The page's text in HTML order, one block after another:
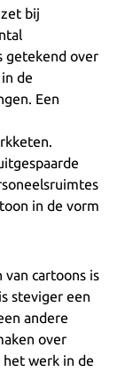
bij
getekend over
de
Een
in de vorm
van cartoons is
steviger een
andere
over
werk in de